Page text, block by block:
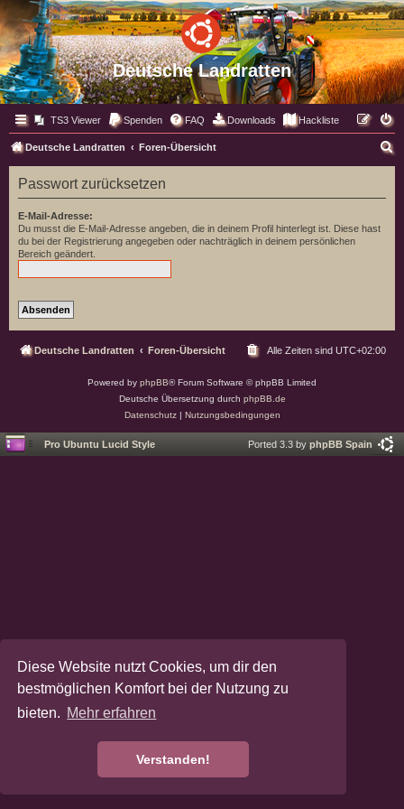
Diese Website nutzt Cookies, um dir den
bestmöglichen Komfort bei der Nutzung zu
bieten. Mehr erfahren
Verstanden!
Deutsche Landratten
TS3 Viewer Spenden FAQ Downloads Hackliste
Deutsche Landratten Foren-Übersicht
u
Passwort zurücksetzen
E-Mail-Adresse:
Du musst die E-Mail-Adresse angeben, die in deinem Profil hinterlegt ist. Diese hast
du bei der Registrierung angegeben oder nachträglich in deinem persönlichen
Bereich geändert.
Deutsche Landratten Foren-Übersicht Alle Zeiten sind UTC+02:00
Powered by phpBB® Forum Software © phpBB Limited
Deutsche Übersetzung durch phpBB.de
Datenschutz| Nutzungsbedingungen
Pro Ubuntu Lucid Style Ported 3.3 by phpBB Spain